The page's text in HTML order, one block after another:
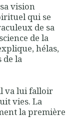
vision
qui se
de sa
de la
hélas,
de la
va lui falloir
vies. La
la première